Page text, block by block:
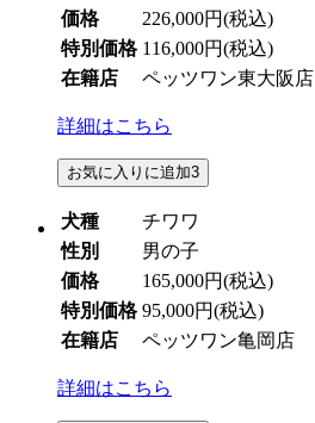
価格
226,000円(税込)
特別価格 116,000円(税込)
在籍店
ペッツワン東大阪店
詳細はこちら
お気に入りに追加3
犬種
チワワ
性別
男の子
価格
165,000円(税込)
特別価格 95,000円(税込)
在籍店
ペッツワン亀岡店
詳細はこちら